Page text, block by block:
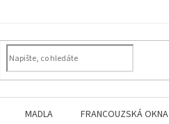
MADLA FRANCOUZSKÁ OKNA